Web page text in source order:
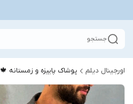
جستجو
اورجینال دیلم پوشاک پاییزه و زمستانه 🍁